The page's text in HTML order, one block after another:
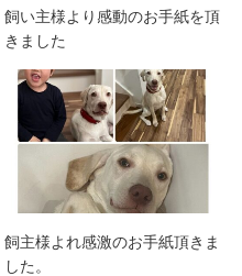
飼い主様より感動のお手紙を頂
きました
飼主様よれ感激のお手紙頂きま
した。